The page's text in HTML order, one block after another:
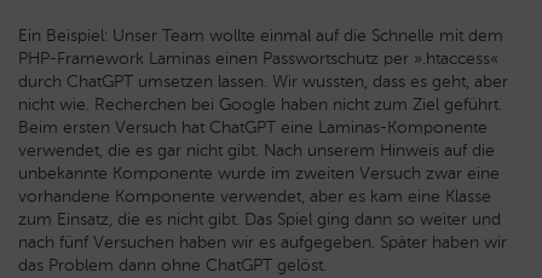
Ein Beispiel: Unser Team wollte einmal auf die Schnelle mit dem
PHP-Framework Laminas einen Passwortschutz per ».htaccess«
durch ChatGPT umsetzen lassen. Wir wussten, dass es geht, aber
nicht wie. Recherchen bei Google haben nicht zum Ziel geführt.
Beim ersten Versuch hat ChatGPT eine Laminas-Komponente
verwendet, die es gar nicht gibt. Nach unserem Hinweis auf die
unbekannte Komponente wurde im zweiten Versuch zwar eine
vorhandene Komponente verwendet, aber es kam eine Klasse
zum Einsatz, die es nicht gibt. Das Spiel ging dann so weiter und
nach fünf Versuchen haben wir es aufgegeben. Später haben wir
das Problem dann ohne ChatGPT gelöst.